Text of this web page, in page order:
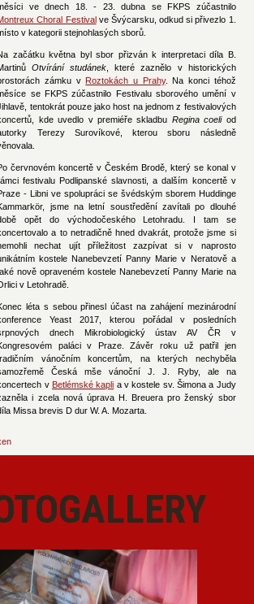
ve dnech 18. - 23. dubna se FKPS zúčastnilo
Choral Festivalve Švýcarsku, odkud si přivezlo 1.
v kategorii stejnohlasých sborů.
začátku května byl sbor přizván k interpretaci díla B.
Otvírání studánek , které zaznělo v historických
zámku v Roztokách u Prahy. Na konci téhož
se FKPS zúčastnilo Festivalu sborového umění v
tentokrát pouze jako host na jednom z festivalových
kde uvedlo v premiéře skladbu Regina coeliod
Terezy Surovíkové, kterou sboru následně
červnovém koncertě v Českém Brodě, který se konal v
festivalu Podlipanské slavnosti, a dalším koncertě v
- Libni ve spolupráci se švédským sborem Huddinge
jsme na letní soustředění zavítali po dlouhé
opět do východočeského Letohradu. I tam se
a to netradičně hned dvakrát, protože jsme si
nechat ujít příležitost zazpívat si v naprosto
kostele Nanebevzetí Panny Marie v Neratově a
nově opraveném kostele Nanebevzetí Panny Marie na
v Letohradě.
léta s sebou přinesl účast na zahájení mezinárodní
Yeast 2017, kterou pořádal v posledních
dnech Mikrobiologický ústav AV ČR v
paláci v Praze. Závěr roku už patřil jen
vánočním koncertům, na kterých nechyběla
Česká mše vánoční J. J. Ryby, ale na
v Betlémské kapli a v kostele sv. Šimona a Judy
i zcela nová úprava H. Breuera pro ženský sbor
Missa brevis D dur W. A. Mozarta.